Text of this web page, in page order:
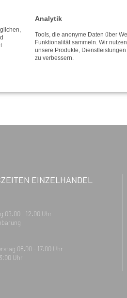
3,95€
inkl. MwSt. zzgl. Versandkosten
EINZELHANDEL
09:00 - 12:00 Uhr
08.00 - 17:00 Uhr
Uhr
Analytik
Tools, die anonyme Daten über
Funktionalität sammeln. Wir
unsere Produkte,
zu verbessern.